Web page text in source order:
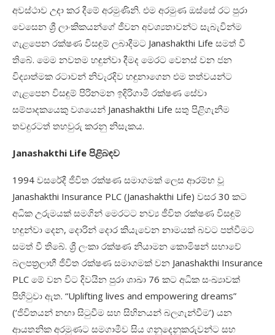
අවස්ථාව උදා කර දීමේ අරමුණිනි. එම අරමුණ ඔස්සේ රට පුරා
වෙසෙන ශ්‍රී ලාංකිකයන්ගේ ජීවන අවශ්‍යතාවන්ට සැබැවින්ම
ගැළපෙන රක්ෂණ විසඳුම් ලබාදීමට Janashakthi Life සමත් වී
තිබේ. මෙම නවතම හඳුන්වා දීමද මෙරට වෙනස් වන ජන
විද්‍යාත්මක රටාවන් නිවැරදිව හඳුනාගෙන එම තත්වයන්ට
ගැළපෙන විසඳුම් පිරිනමන ඉදිරිගාමී රක්ෂණ සේවා
සම්පාදකයෙකු වශයෙන් Janashakthi Life සතු පිළිගැනීම
තවදුරටත් තහවුරු කරනු නිසැකය.
Janashakthi Life පිළිබඳව
1994 වසරේදී ජීවිත රක්ෂණ සමාගමක් ලෙස ආරම්භ වූ
Janashakthi Insurance PLC (Janashakthi Life) වසර 30 කට
අධික උරුමයක් සමගින් මෙරටට නව්‍ය ජීවිත රක්ෂණ විසඳුම්
හඳුන්වා දෙන, දොරින් දොර කියැවෙන නාමයක් බවට පත්වීමට
සමත් වී තිබේ. ශ්‍රී ලංකා රක්ෂණ නියාමන කොමිෂන් සභාවේ
බලපත්‍රලාභී ජීවිත රක්ෂණ සමාගමක් වන Janashakthi Insurance
PLC මේ වන විට දිවයින පුරා ශාඛා 76 කට අධික සංඛ්‍යාවක්
පිහිටුවා ඇත. “Uplifting lives and empowering dreams”
(‘ජිවිතයන් නඟා සිටුවීම සහ සිහිනයන් බලගැන්වීම’) යන
ආයතනික අරමුණට සමගාමීව සිය ගනුදෙනුකරුවන්ට සහ